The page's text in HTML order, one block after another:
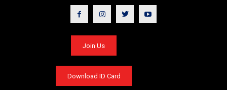
Join Us
Download ID Card